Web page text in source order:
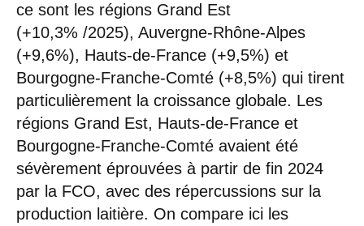
ce sont les régions Grand Est
(+10,3% /2025), Auvergne-Rhône-Alpes
(+9,6%), Hauts-de-France (+9,5%) et
Bourgogne-Franche-Comté (+8,5%) qui tirent
particulièrement la croissance globale. Les
régions Grand Est, Hauts-de-France et
Bourgogne-Franche-Comté avaient été
sévèrement éprouvées à partir de fin 2024
par la FCO, avec des répercussions sur la
production laitière. On compare ici les